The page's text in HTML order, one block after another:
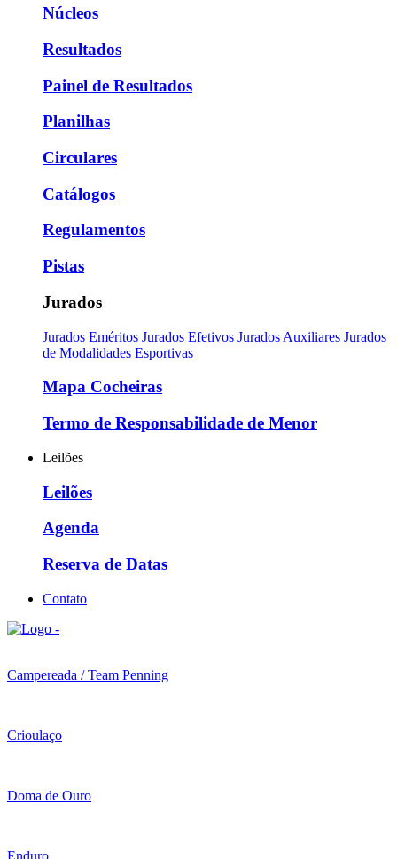
Núcleos
Resultados
Painel de Resultados
Planilhas
Circulares
Catálogos
Regulamentos
Pistas
Jurados
Jurados Eméritos Jurados Efetivos Jurados Auxiliares Jurados
de Modalidades Esportivas
Mapa Cocheiras
Termo de Responsabilidade de Menor
Leilões
Leilões
Agenda
Reserva de Datas
Contato
Campereada / Team Penning
Crioulaço
Doma de Ouro
Enduro